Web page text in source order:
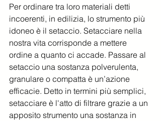
Per ordinare tra loro materiali detti
incoerenti, in edilizia, lo strumento più
idoneo è il setaccio. Setacciare nella
nostra vita corrisponde a mettere
ordine a quanto ci accade. Passare al
setaccio una sostanza polverulenta,
granulare o compatta è un’azione
efficacie. Detto in termini più semplici,
setacciare è l'atto di filtrare grazie a un
apposito strumento una sostanza in